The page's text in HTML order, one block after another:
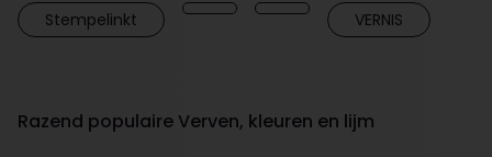
Stempelinkt VERNIS
Razend populaire Verven, kleuren en lijm